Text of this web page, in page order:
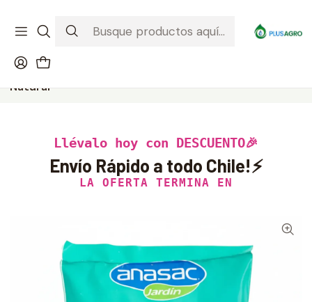
Ver condiciones de la promoción
Natural
Llévalo hoy con DESCUENTO🎉
Envío Rápido a todo Chile!⚡
LA OFERTA TERMINA EN